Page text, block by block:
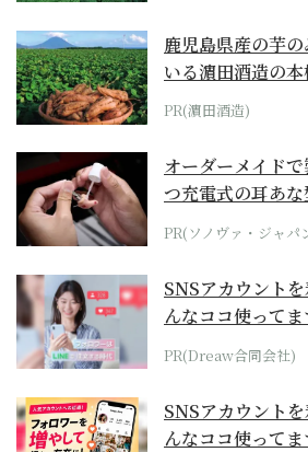
鹿児島県産の芋
いる濵田酒造の
PR(濵田酒造)
オーダーメイド
つ充電式の耳あ
PR(ソノヴァ・ジャパ
SNSアカウント
んなココ使ってま
PR(Dreaw合同会社)
SNSアカウント
んなココ使ってま